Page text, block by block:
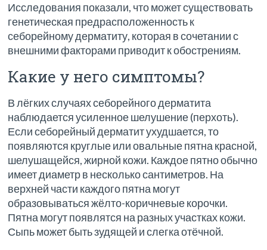
Исследования показали, что может существовать
генетическая предрасположенность к
себорейному дерматиту, которая в сочетании с
внешними факторами приводит к обострениям.
Какие у него симптомы?
В лёгких случаях себорейного дерматита
наблюдается усиленное шелушение (перхоть).
Если себорейный дерматит ухудшается, то
появляются круглые или овальные пятна красной,
шелушащейся, жирной кожи. Каждое пятно обычно
имеет диаметр в несколько сантиметров. На
верхней части каждого пятна могут
образовываться жёлто-коричневые корочки.
Пятна могут появлятся на разных участках кожи.
Сыпь может быть зудящей и слегка отёчной.